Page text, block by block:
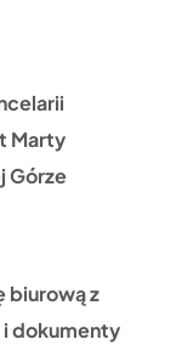
Marty
Górze
biurową z
i dokumenty